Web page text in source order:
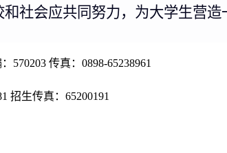
社会应共同努力，为大学生营造
传真：0898-65238961
招生传真：65200191